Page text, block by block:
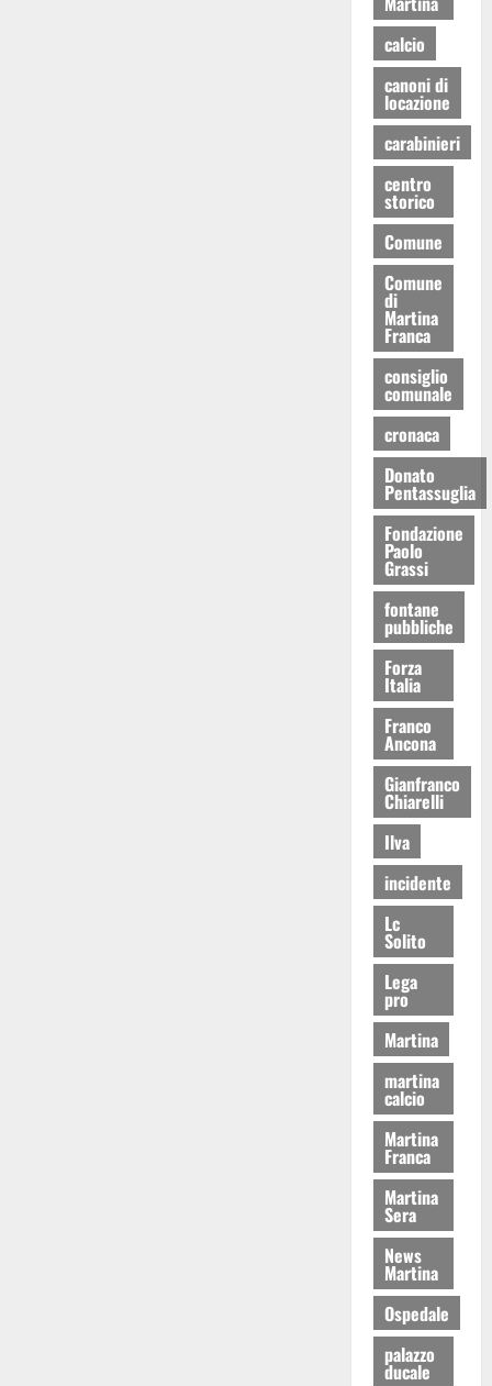
calcio
canoni di
locazione
carabinieri
centro
storico
Comune
Comune
di
Martina
Franca
consiglio
comunale
cronaca
Donato
Pentassuglia
Fondazione
Paolo
Grassi
fontane
pubbliche
Forza
Italia
Franco
Ancona
Gianfranco
Chiarelli
Ilva
incidente
Lc
Solito
Lega
pro
Martina
martina
calcio
Martina
Franca
Martina
Sera
News
Martina
Ospedale
palazzo
ducale